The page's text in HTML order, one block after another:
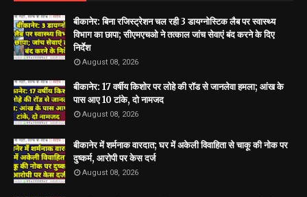
बीकानेर: बिना रजिस्ट्रेशन चल रही 3 डायग्नोस्टिक लैब पर स्वास्थ्य
विभाग का छापा; सीएमएचओ ने तत्काल जांच सेवाएं बंद करने के दिए
निर्देश
August 08, 2026
बीकानेर: 17 वर्षीय किशोर पर लोहे की रॉड से जानलेवा हमला; आंख के
पास आए 10 टांके, दो नामजद
August 08, 2026
बीकानेर में शर्मनाक वारदात; घर में अकेली विवाहिता से चाकू की नोक पर
दुष्कर्म, आरोपी पर केस दर्ज
August 08, 2026